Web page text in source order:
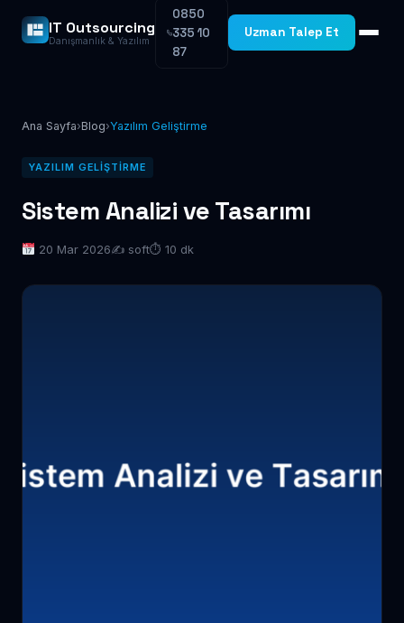
IT Outsourcing
Danışmanlık & Yazılım
0850
335 10
87
Uzman Talep Et
Ana Sayfa›Blog›Yazılım Geliştirme
YAZILIM GELIŞTIRME
Sistem Analizi ve Tasarımı
20 Mar 2026✍️ soft⏱ 10 dk